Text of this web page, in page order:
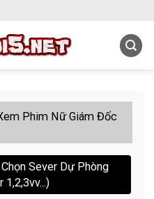
Phim Nữ Giám Đốc
Sever Dự Phòng
1,2,3vv...)